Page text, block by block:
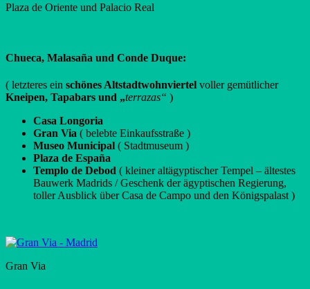
Plaza de Oriente und Palacio Real
Chueca, Malasaña und Conde Duque:
( letzteres ein schönes Altstadtwohnviertel voller gemütlicher
Kneipen, Tapabars und „terrazas“ )
Casa Longoria
Gran Via ( belebte Einkaufsstraße )
Museo Municipal ( Stadtmuseum )
Plaza de España
Templo de Debod ( kleiner altägyptischer Tempel – ältestes
Bauwerk Madrids / Geschenk der ägyptischen Regierung,
toller Ausblick über Casa de Campo und den Königspalast )
Gran Via